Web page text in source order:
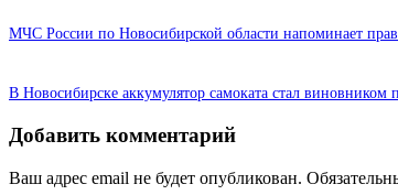
МЧС России по Новосибирской области напоминает
В Новосибирске аккумулятор самоката стал виновником
Добавить комментарий
Ваш адрес email не будет опубликован.